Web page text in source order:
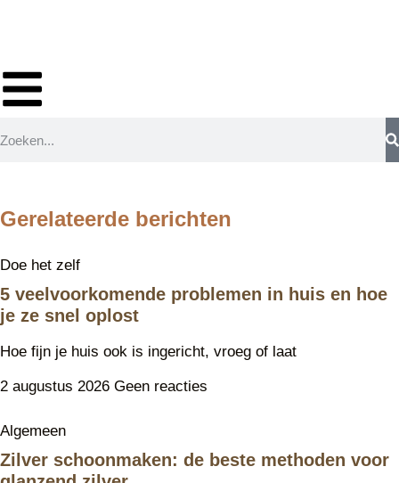
Gerelateerde berichten
Doe het zelf
5 veelvoorkomende problemen in huis en hoe
je ze snel oplost
Hoe fijn je huis ook is ingericht, vroeg of laat
2 augustus 2026 Geen reacties
Algemeen
Zilver schoonmaken: de beste methoden voor